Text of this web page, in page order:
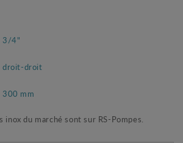
3/4"
droit-droit
300 mm
du marché sont sur RS-Pompes.